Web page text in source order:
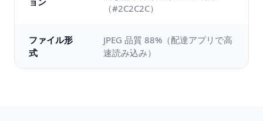
（#2C2C2C）
ファイル形
式
JPEG 品質 88%（配達アプリで高
速読み込み）